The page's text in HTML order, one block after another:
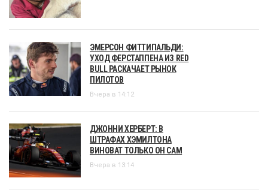
ЭМЕРСОН ФИТТИПАЛЬДИ:
УХОД ФЕРСТАППЕНА ИЗ RED
BULL РАСКАЧАЕТ РЫНОК
ПИЛОТОВ
Вчера в 14:12
ДЖОННИ ХЕРБЕРТ: В
ШТРАФАХ ХЭМИЛТОНА
ВИНОВАТ ТОЛЬКО ОН САМ
Вчера в 13:14